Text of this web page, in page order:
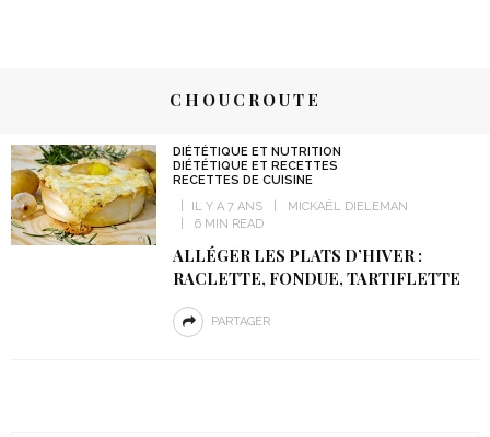
CHOUCROUTE
DIÉTÉTIQUE ET NUTRITION
DIÉTÉTIQUE ET RECETTES
RECETTES DE CUISINE
IL Y A 7 ANS
MICKAËL DIELEMAN
6 MIN READ
ALLÉGER LES PLATS D’HIVER :
RACLETTE, FONDUE, TARTIFLETTE
PARTAGER